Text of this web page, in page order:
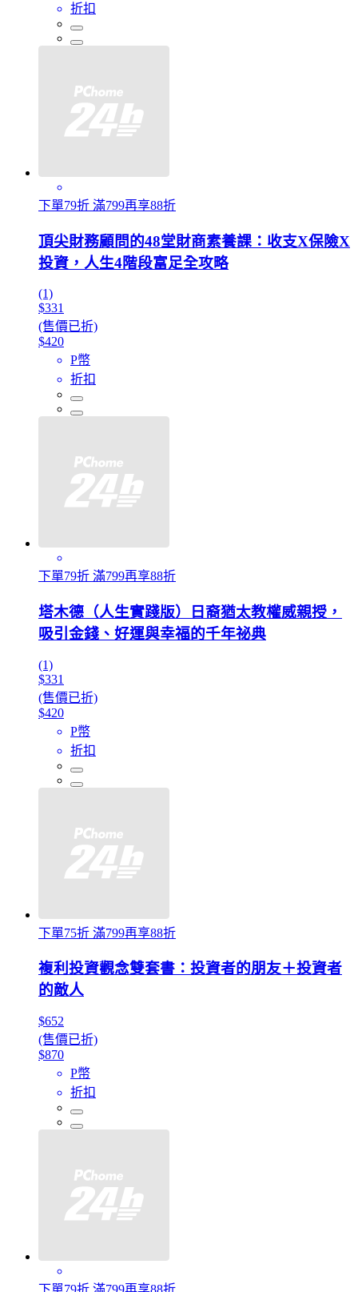
折扣
下單79折 滿799再享88折
頂尖財務顧問的48堂財商素養課：收支X保險X
投資，人生4階段富足全攻略
(1)
$331
(售價已折)
$420
P幣
折扣
下單79折 滿799再享88折
塔木德（人生實踐版）日裔猶太教權威親授，
吸引金錢、好運與幸福的千年祕典
(1)
$331
(售價已折)
$420
P幣
折扣
下單75折 滿799再享88折
複利投資觀念雙套書：投資者的朋友＋投資者
的敵人
$652
(售價已折)
$870
P幣
折扣